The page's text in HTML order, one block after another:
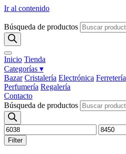
Ir al contenido
Búsqueda de productos
Inicio Tienda
Categorías ▾
Bazar Cristalería Electrónica Ferretería
Perfumería Regalería
Contacto
Búsqueda de productos
Filter